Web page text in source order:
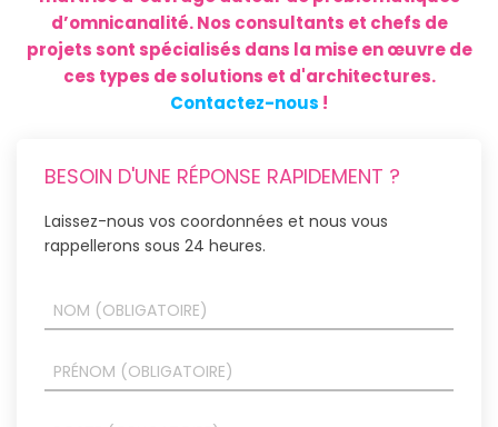
d’omnicanalité. Nos consultants et chefs de
projets sont spécialisés dans la mise en œuvre de
ces types de solutions et d'architectures.
Contactez-nous !
BESOIN D'UNE RÉPONSE RAPIDEMENT ?
Laissez-nous vos coordonnées et nous vous
rappellerons sous 24 heures.